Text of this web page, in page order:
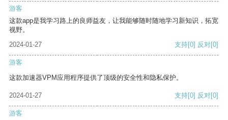
游客
这款app是我学习路上的良师益友，让我能够随时随地学习新知识，拓宽
视野。
2024-01-27
支持[0] 反对[0]
游客
这款加速器VPM应用程序提供了顶级的安全性和隐私保护。
2024-01-27 支持[0] 反对[0]
游客